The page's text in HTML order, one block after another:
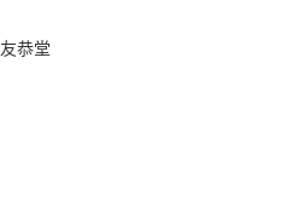
恭堂